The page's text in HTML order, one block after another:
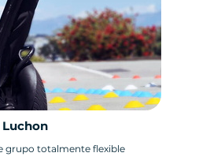
grupo totalmente flexible